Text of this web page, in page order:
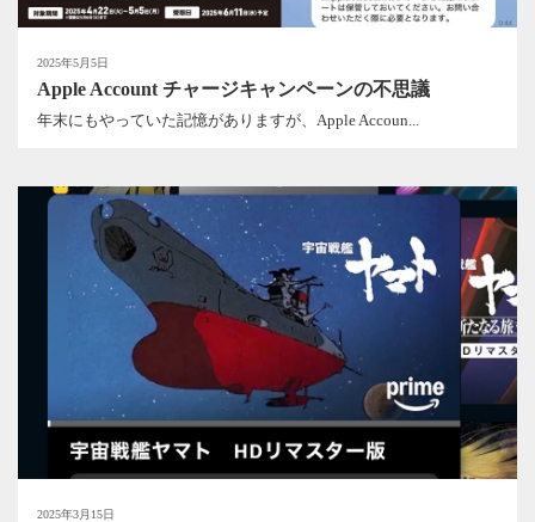
2025年5月5日
Apple Account チャージキャンペーンの不思議
年末にもやっていた記憶がありますが、Apple Accoun...
2025年3月15日